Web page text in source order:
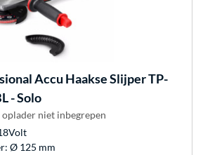
Accu Haakse Slijper TP-
- Solo
niet inbegrepen
Ø 125 mm